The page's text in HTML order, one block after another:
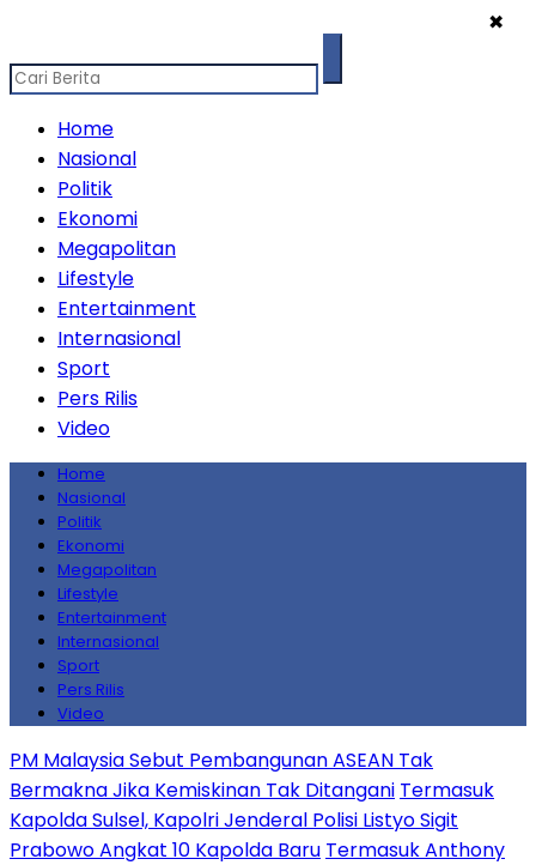
✖
Home
Nasional
Politik
Ekonomi
Megapolitan
Lifestyle
Entertainment
Internasional
Sport
Pers Rilis
Video
Home
Nasional
Politik
Ekonomi
Megapolitan
Lifestyle
Entertainment
Internasional
Sport
Pers Rilis
Video
PM Malaysia Sebut Pembangunan ASEAN Tak
Bermakna Jika Kemiskinan Tak Ditangani Termasuk
Kapolda Sulsel, Kapolri Jenderal Polisi Listyo Sigit
Prabowo Angkat 10 Kapolda Baru Termasuk Anthony